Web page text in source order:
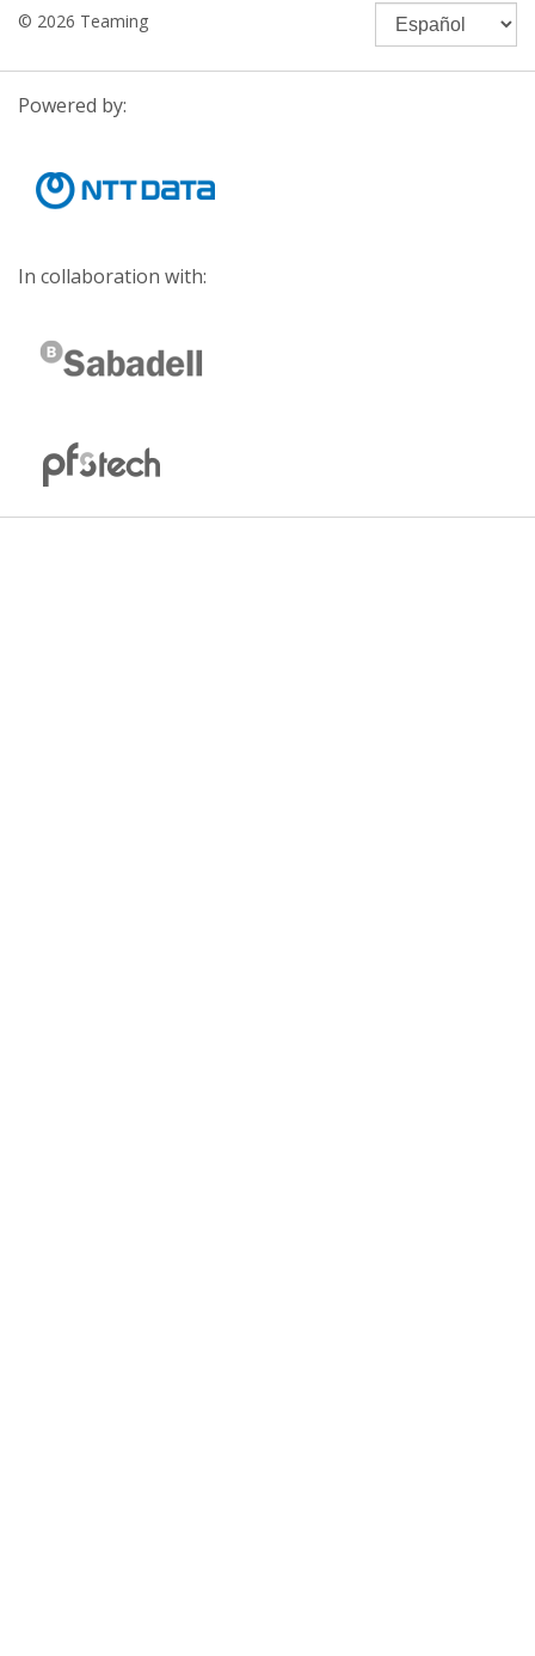
© 2026 Teaming
Powered by:
In collaboration with: